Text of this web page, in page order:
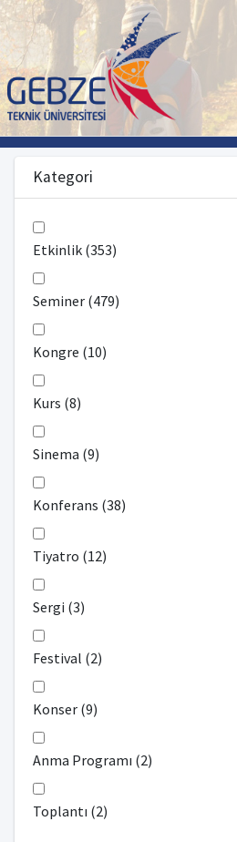
Kategori
Etkinlik (353)
Seminer (479)
Kongre (10)
Kurs (8)
Sinema (9)
Konferans (38)
Tiyatro (12)
Sergi (3)
Festival (2)
Konser (9)
Anma Programı (2)
Toplantı (2)